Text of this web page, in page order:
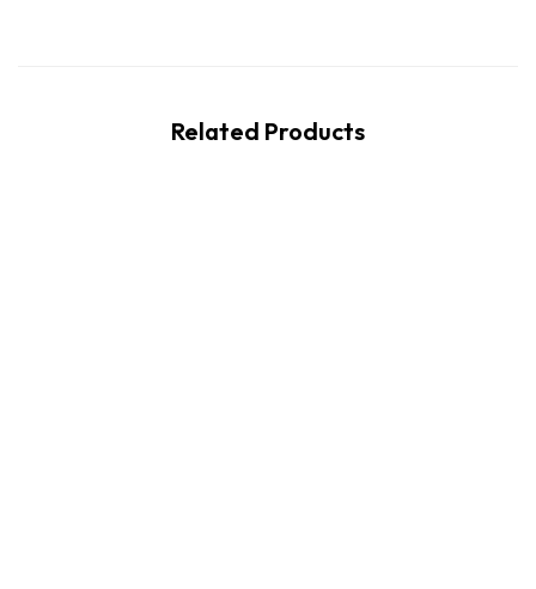
Related Products